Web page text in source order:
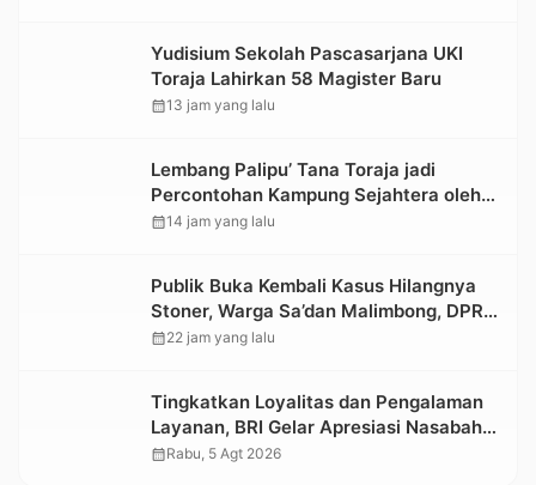
Yudisium Sekolah Pascasarjana UKI
Toraja Lahirkan 58 Magister Baru
calendar_month13 jam yang lalu
Lembang Palipu’ Tana Toraja jadi
Percontohan Kampung Sejahtera oleh
Kemensos
calendar_month14 jam yang lalu
Publik Buka Kembali Kasus Hilangnya
Stoner, Warga Sa’dan Malimbong, DPRD
dan Stakeholder Terkait Diminta
calendar_month22 jam yang lalu
Tingkatkan Loyalitas dan Pengalaman
Layanan, BRI Gelar Apresiasi Nasabah
Pensiunan
calendar_monthRabu, 5 Agt 2026